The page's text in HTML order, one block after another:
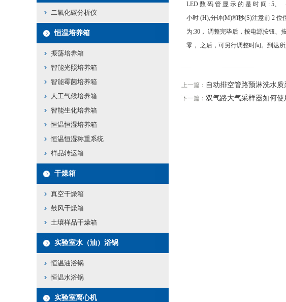
二氧化碳分析仪
恒温培养箱
振荡培养箱
智能光照培养箱
智能霉菌培养箱
人工气候培养箱
智能生化培养箱
恒温恒湿培养箱
恒温恒湿称重系统
样品转运箱
干燥箱
真空干燥箱
鼓风干燥箱
土壤样品干燥箱
实验室水（油）浴锅
恒温油浴锅
恒温水浴锅
实验室离心机
LED 数 码 管 显 示 的 是 时 间 : 5、
小时 (H),分钟(M)和秒(S)注意前 2 位
为:30， 调整完毕后，按电源按钮、
零， 之后，可另行调整时间。到达
上一篇： 自动排空管路预淋洗水
下一篇： 双气路大气采样器如何使